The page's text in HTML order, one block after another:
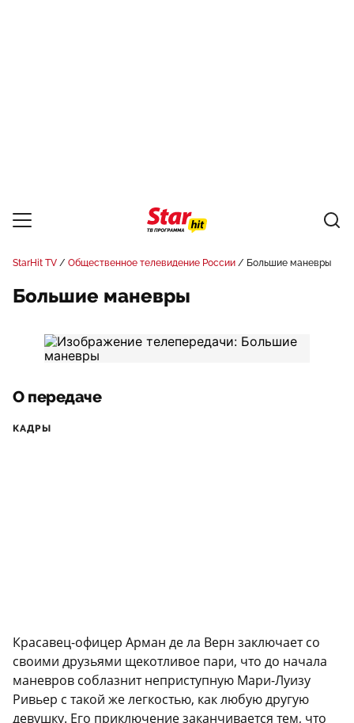
StarHit TV Общественное телевидение России Большие маневры
Большие маневры
О передаче
КАДРЫ
Красавец-офицер Арман де ла Верн заключает со
своими друзьями щекотливое пари, что до начала
маневров соблазнит неприступную Мари-Луизу
Ривьер с такой же легкостью, как любую другую
девушку. Его приключение заканчивается тем, что